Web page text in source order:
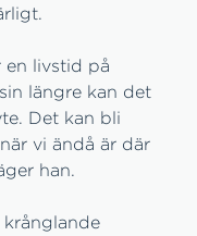
en livstid på
längre kan det
Det kan bli
vi ändå är där
han.